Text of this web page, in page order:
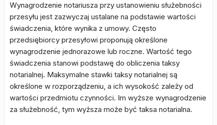
Wynagrodzenie notariusza przy ustanowieniu służebności
przesyłu jest zazwyczaj ustalane na podstawie wartości
świadczenia, które wynika z umowy. Często
przedsiębiorcy przesyłowi proponują określone
wynagrodzenie jednorazowe lub roczne. Wartość tego
świadczenia stanowi podstawę do obliczenia taksy
notarialnej. Maksymalne stawki taksy notarialnej są
określone w rozporządzeniu, a ich wysokość zależy od
wartości przedmiotu czynności. Im wyższe wynagrodzenie
za służebność, tym wyższa może być taksa notarialna.